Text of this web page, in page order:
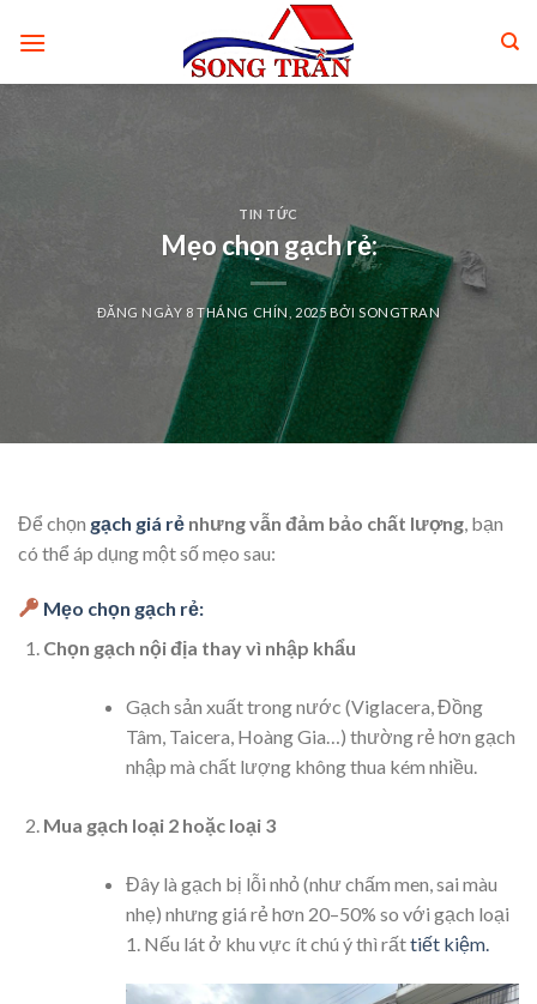
TIN TỨC
Mẹo chọn gạch rẻ:
ĐĂNG NGÀY 8 THÁNG CHÍN, 2025BỞISONGTRAN
Để chọn gạch giá rẻ nhưng vẫn đảm bảo chất lượng, bạn
có thể áp dụng một số mẹo sau:
Mẹo chọn gạch rẻ:
Chọn gạch nội địa thay vì nhập khẩu
Gạch sản xuất trong nước (Viglacera, Đồng
Tâm, Taicera, Hoàng Gia…) thường rẻ hơn gạch
nhập mà chất lượng không thua kém nhiều.
Mua gạch loại 2 hoặc loại 3
Đây là gạch bị lỗi nhỏ (như chấm men, sai màu
nhẹ) nhưng giá rẻ hơn 20–50% so với gạch loại
1. Nếu lát ở khu vực ít chú ý thì rấttiết kiệm.